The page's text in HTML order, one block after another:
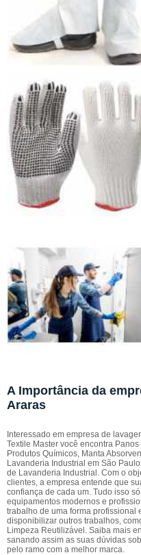
A Importância da
Araras
Interessado em empresa de
Textile Master você encontra
Produtos Químicos, Manta
Lavanderia Industrial em São
de Lavanderia Industrial. Com o
clientes, a empresa entende que
confiança de cada um. Tudo isso
equipamentos modernos e
trabalho de uma forma profissional
disponibilizar outros trabalhos,
Limpeza Reutilizável. Saiba mais
sanando assim as suas dúvidas
pelo ramo com a melhor marca.